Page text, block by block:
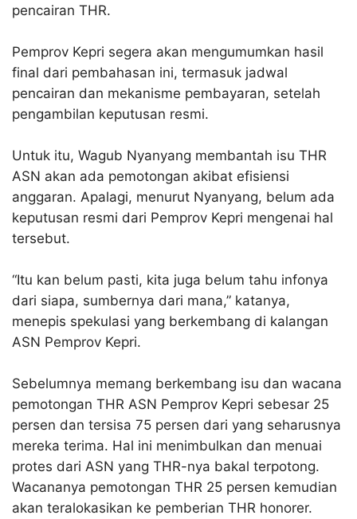
pencairan THR.
Pemprov Kepri segera akan mengumumkan hasil
final dari pembahasan ini, termasuk jadwal
pencairan dan mekanisme pembayaran, setelah
pengambilan keputusan resmi.
Untuk itu, Wagub Nyanyang membantah isu THR
ASN akan ada pemotongan akibat efisiensi
anggaran. Apalagi, menurut Nyanyang, belum ada
keputusan resmi dari Pemprov Kepri mengenai hal
tersebut.
“Itu kan belum pasti, kita juga belum tahu infonya
dari siapa, sumbernya dari mana,” katanya,
menepis spekulasi yang berkembang di kalangan
ASN Pemprov Kepri.
Sebelumnya memang berkembang isu dan wacana
pemotongan THR ASN Pemprov Kepri sebesar 25
persen dan tersisa 75 persen dari yang seharusnya
mereka terima. Hal ini menimbulkan dan menuai
protes dari ASN yang THR-nya bakal terpotong.
Wacananya pemotongan THR 25 persen kemudian
akan teralokasikan ke pemberian THR honorer.